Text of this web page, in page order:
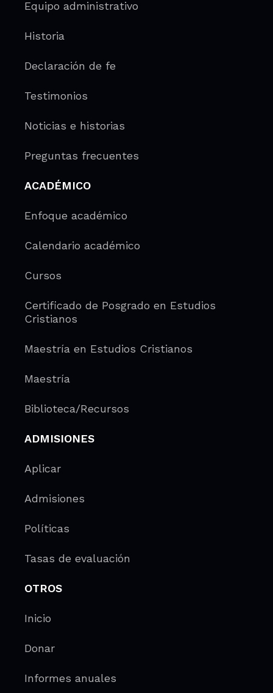
Equipo administrativo
Historia
Declaración de fe
Testimonios
Noticias e historias
Preguntas frecuentes
ACADÉMICO
Enfoque académico
Calendario académico
Cursos
Certificado de Posgrado en Estudios
Cristianos
Maestría en Estudios Cristianos
Maestría
Biblioteca/Recursos
ADMISIONES
Aplicar
Admisiones
Políticas
Tasas de evaluación
OTROS
Inicio
Donar
Informes anuales